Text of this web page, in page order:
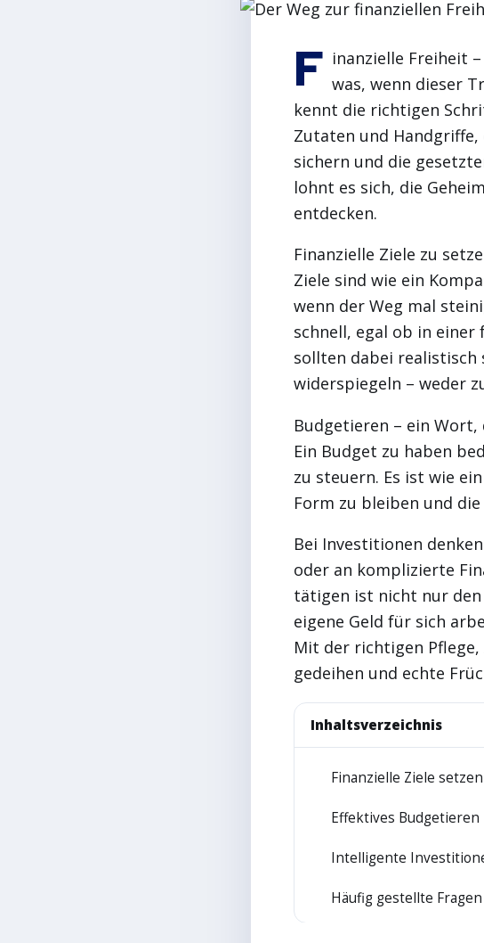
F inanzielle Freiheit
was, wenn dieser
kennt die richtigen
Zutaten und
sichern und die
lohnt es sich, die
entdecken.
Finanzielle Ziele zu
Ziele sind wie ein
wenn der Weg mal
schnell, egal ob in einer
sollten dabei realistisch
widerspiegeln – weder
Budgetieren – ein
Ein Budget zu haben
zu steuern. Es ist wie
Form zu bleiben und
Bei Investitionen
oder an komplizierte
tätigen ist nicht nur den
eigene Geld für sich
Mit der richtigen
gedeihen und echte
Inhaltsverzeichnis
Finanzielle Ziele setzen
Effektives Budgetieren
Intelligente
Häufig gestellte Fragen